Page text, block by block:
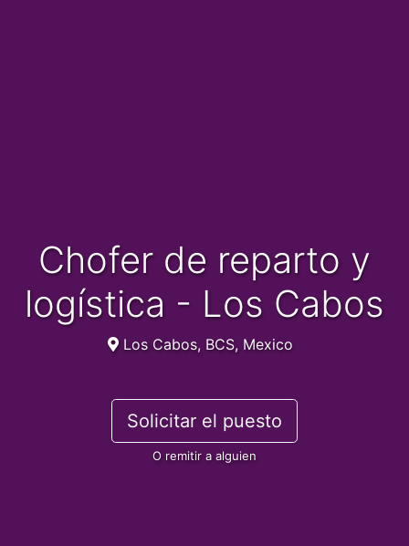
Chofer de reparto y
logística - Los Cabos
Los Cabos, BCS, Mexico
Solicitar el puesto
O remitir a alguien